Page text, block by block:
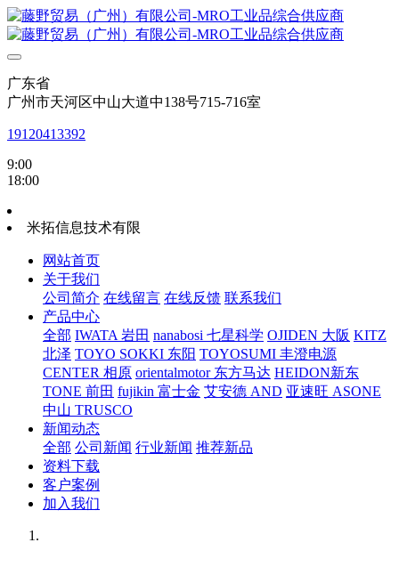
广东省
广州市天河区中山大道中138号715-716室
19120413392
9:00
18:00
米拓信息技术有限
网站首页
关于我们
公司简介 在线留言 在线反馈 联系我们
产品中心
全部 IWATA 岩田 nanabosi 七星科学 OJIDEN 大阪 KITZ
北泽 TOYO SOKKI 东阳 TOYOSUMI 丰澄电源
CENTER 相原 orientalmotor 东方马达 HEIDON新东
TONE 前田 fujikin 富士金 艾安德 AND 亚速旺 ASONE
中山 TRUSCO
新闻动态
全部 公司新闻 行业新闻 推荐新品
资料下载
客户案例
加入我们